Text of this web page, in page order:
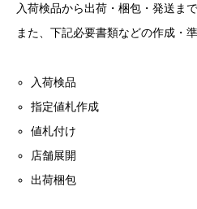
入荷検品から出荷・梱包・発送ま
また、下記必要書類などの作成・
入荷検品
指定値札作成
値札付け
店舗展開
出荷梱包